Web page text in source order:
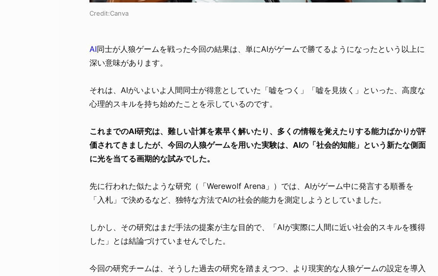
Credit:Canva
AI同士が人狼ゲームを戦った今回の結果は、単にAIがゲームで勝てるようになったという以上に
深い意味があります。
それは、AIがいよいよ人間同士が得意としていた「嘘をつく」「嘘を見抜く」といった、高度な
心理的スキルを持ち始めたことを示しているのです。
これまでのAI研究は、難しい計算を素早く解いたり、多くの情報を覚えたりする能力ばかりが評
価されてきましたが、今回の人狼ゲームを用いた実験は、AIの「社会的知能」という新たな側面
に光を当てる画期的な試みでした。
先に行われた似たような研究（「Werewolf Arena」）では、AIがゲーム中に発言する順番を
「入札」で決めるなど、独特な方法でAIの社会的能力を測定しようとしていました。
しかし、その研究はまだ手法の提案が主な目的で、「AIが実際に人間に近い社会的スキルを獲得
した」とは結論づけていませんでした。
今回の研究チームは、そうした過去の研究を踏まえつつ、より現実的な人狼ゲームの設定を導入